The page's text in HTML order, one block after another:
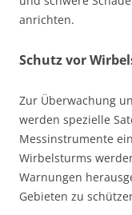
anrichten.
Schutz vor
Zur Überwachung
werden spezielle
Messinstrumente
Wirbelsturms
Warnungen
Gebieten zu